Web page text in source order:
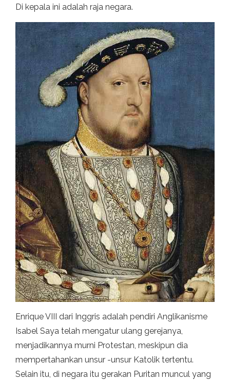
Di kepala ini adalah raja negara.
Enrique VIII dari Inggris adalah pendiri Anglikanisme
Isabel Saya telah mengatur ulang gerejanya,
menjadikannya murni Protestan, meskipun dia
mempertahankan unsur -unsur Katolik tertentu.
Selain itu, di negara itu gerakan Puritan muncul yang